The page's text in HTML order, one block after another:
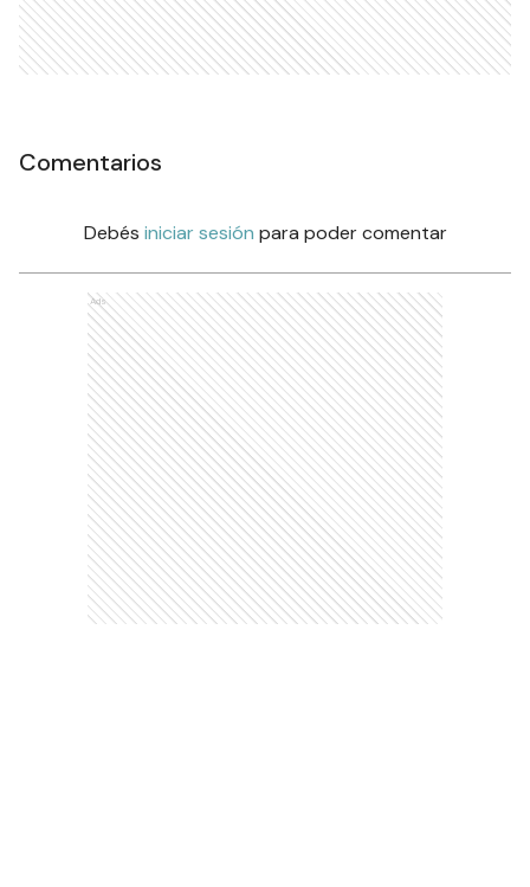
Comentarios
Debés iniciar sesión para poder comentar
Ads